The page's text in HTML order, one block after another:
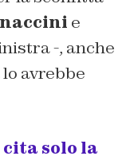
e
-, anche
avrebbe
solo la